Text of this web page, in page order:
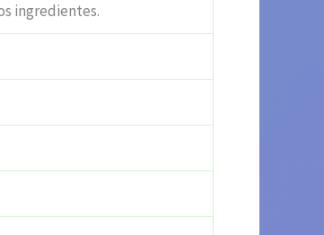
ingredientes.